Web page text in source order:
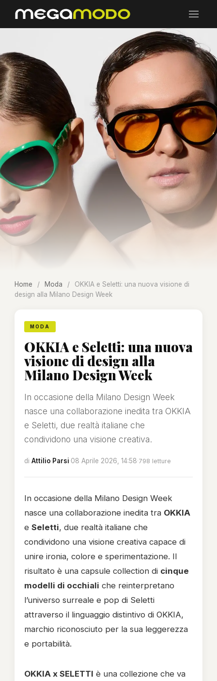
Home / Moda /
OKKIA e Seletti: una nuova visione di
design alla Milano Design Week
MODA
OKKIA e Seletti: una nuova
visione di design alla
Milano Design Week
In occasione della Milano Design Week
nasce una collaborazione inedita tra OKKIA
e Seletti, due realtà italiane che
condividono una visione creativa.
di Attilio Parsi·08 Aprile 2026, 14:58·798 letture
In occasione della Milano Design Week
nasce una collaborazione inedita tra OKKIA
e Seletti, due realtà italiane che
condividono una visione creativa capace di
unire ironia, colore e sperimentazione. Il
risultato è una capsule collection di cinque
modelli di occhiali che reinterpretano
l’universo surreale e pop di Seletti
attraverso il linguaggio distintivo di OKKIA,
marchio riconosciuto per la sua leggerezza
e portabilità.
OKKIA x SELETTI è una collezione che va